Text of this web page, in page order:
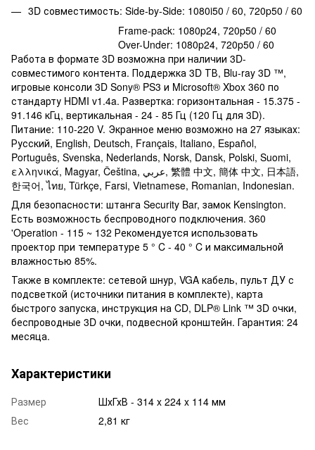
3D совместимость: Side-by-Side: 1080i50 / 60, 720p50 / 60
Frame-pack: 1080p24, 720p50 / 60
Over-Under: 1080p24, 720p50 / 60
Работа в формате 3D возможна при наличии 3D-
совместимого контента. Поддержка 3D ТВ, Blu-ray 3D ™,
игровые консоли 3D Sony® PS3 и Microsoft® Xbox 360 по
стандарту HDMI v1.4a. Развертка: горизонтальная - 15.375 -
91.146 кГц, вертикальная - 24 - 85 Гц (120 Гц для 3D).
Питание: 110-220 V. Экранное меню возможно на 27 языках:
Русский, English, Deutsch, Français, Italiano, Español,
Português, Svenska, Nederlands, Norsk, Dansk, Polski, Suomi,
ελληνικά, Magyar, Čeština, عربي, 繁體 中文, 簡体 中文, 日本語,
한국어, ไทย, Türkçe, Farsi, Vietnamese, Romanian, Indonesian.
Для безопасности: штанга Security Bar, замок Kensington.
Есть возможность беспроводного подключения. 360
'Operation - 115 ~ 132 Рекомендуется использовать
проектор при температуре 5 ° C - 40 ° C и максимальной
влажностью 85%.
Также в комплекте: сетевой шнур, VGA кабель, пульт ДУ с
подсветкой (источники питания в комплекте), карта
быстрого запуска, инструкция на CD, DLP® Link ™ 3D очки,
беспроводные 3D очки, подвесной кронштейн. Гарантия: 24
месяца.
Характеристики
Размер
ШхГхВ - 314 x 224 x 114 мм
Вес
2,81 кг